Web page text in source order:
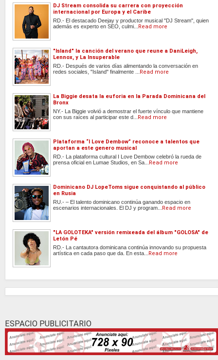
DJ Stream consolida su carrera con proyección
internacional por Europa y el Caribe
RD.- El destacado Deejay y productor musical "DJ Stream", quien
además es experto en SEO, culmi...
Read more
"Island" la canción del verano que reune a DaniLeigh,
Lennox, y La Insuperable
RD.- Después de varios días alimentando la conversación en
redes sociales, "Island" finalmente ...
Read more
La Biggie desata la euforia en la Parada Dominicana del
Bronx
NY.- La Biggie volvió a demostrar el fuerte vínculo que mantiene
con sus raíces al participar este d...
Read more
Plataforma “I Love Dembow” reconoce a talentos que
aportan a este genero musical
RD.- La plataforma cultural I Love Dembow celebró la rueda de
prensa oficial en Lumae Studios, en Sa...
Read more
Dominicano DJ LopeToms sigue conquistando al público
en Rusia
RU.- – El talento dominicano continúa ganando espacio en
escenarios internacionales. El DJ y program...
Read more
"LA GOLOTEKA" versión remixeada del álbum "GOLOSA" de
Letón Pé
RD.- La cantautora dominicana continúa innovando su propuesta
artística en cada paso que da. En esta...
Read more
ESPACIO PUBLICITARIO